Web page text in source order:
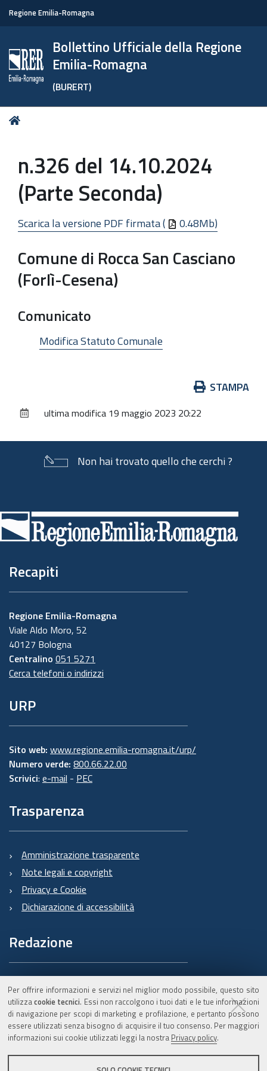
Per offrire informazioni e servizi nel miglior modo possibile, questo sito
utilizzacookie tecnici. Essi non raccolgono i tuoi dati e le tue informazioni
di navigazione per scopi di marketing e profilazione, e pertanto possono
essere utilizzati senza bisogno di acquisire il tuo consenso. Per maggiori
informazioni sui cookie utilizzati leggi la nostra Privacy policy.
Regione Emilia-Romagna
Bollettino Ufficiale della Regione
Emilia-Romagna
(BURERT)
Tu
n.326 del 14.10.2024
(Parte Seconda)
Scarica la versione PDF firmata ( 0.48Mb)
Comune di Rocca San Casciano
(Forlì-Cesena)
Comunicato
Modifica Statuto Comunale
documento
STAMPA
ultima modifica 19 maggio 2023 20:22
Non hai trovato quello che cerchi ?
di
pagina
Recapiti
Regione Emilia-Romagna
Viale Aldo Moro, 52
40127 Bologna
Centralino 051 5271
Cerca telefoni o indirizzi
URP
Sito web: www.regione.emilia-romagna.it/urp/
Numero verde: 800.66.22.00
Scrivici: e-mail - PEC
Trasparenza
Amministrazione trasparente
Note legali e copyright
Privacy e Cookie
Dichiarazione di accessibilità
Redazione
Informazioni sul Burert
e contatti
C.F. 800.625.903.79